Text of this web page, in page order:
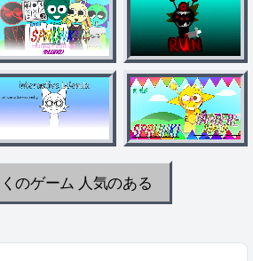
のゲーム 人気のある